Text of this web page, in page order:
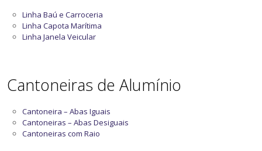
Linha Baú e Carroceria
Linha Capota Marítima
Linha Janela Veicular
Cantoneiras de Alumínio
Cantoneira – Abas Iguais
Cantoneiras – Abas Desiguais
Cantoneiras com Raio